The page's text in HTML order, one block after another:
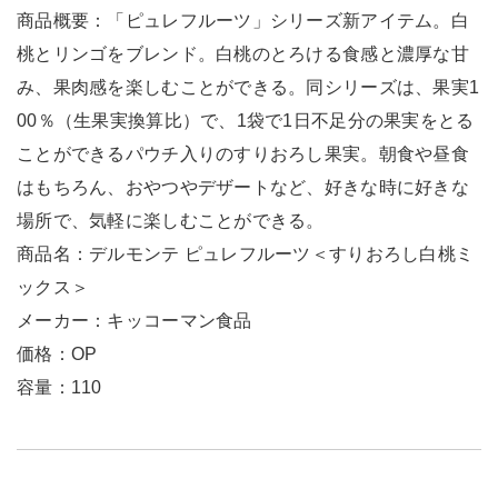
商品概要：「ピュレフルーツ」シリーズ新アイテム。白
桃とリンゴをブレンド。白桃のとろける食感と濃厚な甘
み、果肉感を楽しむことができる。同シリーズは、果実1
00％（生果実換算比）で、1袋で1日不足分の果実をとる
ことができるパウチ入りのすりおろし果実。朝食や昼食
はもちろん、おやつやデザートなど、好きな時に好きな
場所で、気軽に楽しむことができる。
商品名：デルモンテ ピュレフルーツ＜すりおろし白桃ミ
ックス＞
メーカー：キッコーマン食品
価格：OP
容量：110